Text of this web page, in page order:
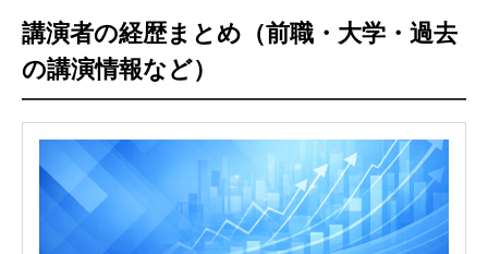
講演者の経歴まとめ（前職・大学・過去
の講演情報など）